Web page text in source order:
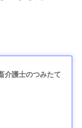
護士のつみたて